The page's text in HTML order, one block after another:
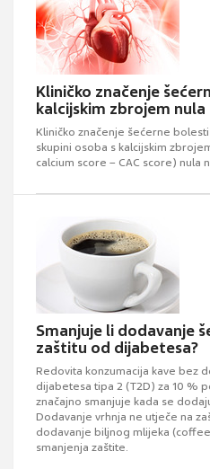
Kliničko značenje
kalcijskim zbrojem nula
Kliničko značenje šećerne
skupini osoba s kalcijskim
calcium score – CAC score) nula
Smanjuje li dodavanje
zaštitu od dijabetesa?
Redovita konzumacija kave bez
dijabetesa tipa 2 (T2D) za 10 %
značajno smanjuje kada se
Dodavanje vrhnja ne utječe na
dodavanje biljnog mlijeka
smanjenja zaštite.